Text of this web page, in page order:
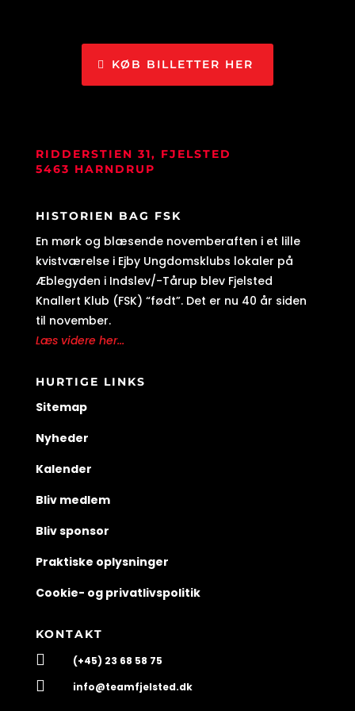
KØB BILLETTER HER
RIDDERSTIEN 31, FJELSTED
5463 HARNDRUP
HISTORIEN BAG FSK
En mørk og blæsende novemberaften i et lille
kvistværelse i Ejby Ungdomsklubs lokaler på
Æblegyden i Indslev/-Tårup blev Fjelsted
Knallert Klub (FSK) “født”. Det er nu 40 år siden
til november.
Læs videre her...
HURTIGE LINKS
Sitemap
Nyheder
Kalender
Bliv medlem
Bliv sponsor
Praktiske oplysninger
Cookie- og privatlivspolitik
KONTAKT
 (+45) 23 68 58 75
 info@teamfjelsted.dk